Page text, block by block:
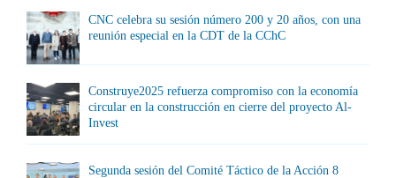
CNC celebra su sesión número 200 y 20 años, con una
reunión especial en la CDT de la CChC
Construye2025 refuerza compromiso con la economía
circular en la construcción en cierre del proyecto Al-
Invest
Segunda sesión del Comité Táctico de la Acción 8